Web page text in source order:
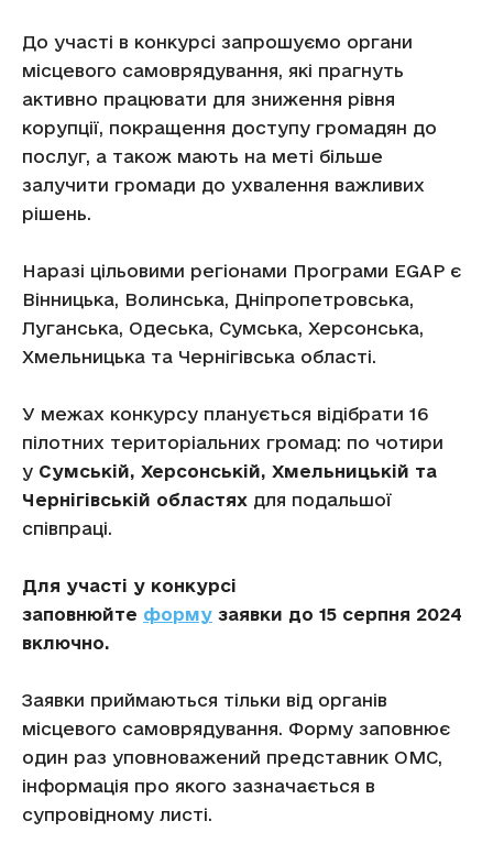
До участі в конкурсі запрошуємо органи
місцевого самоврядування, які прагнуть
активно працювати для зниження рівня
корупції, покращення доступу громадян до
послуг, а також мають на меті більше
залучити громади до ухвалення важливих
рішень.
Наразі цільовими регіонами Програми EGAP є
Вінницька, Волинська, Дніпропетровська,
Луганська, Одеська, Сумська, Херсонська,
Хмельницька та Чернігівська області.
У межах конкурсу планується відібрати 16
пілотних територіальних громад: по чотири
у Сумській, Херсонській, Хмельницькій та
Чернігівській областях для подальшої
співпраці.
Для участі у конкурсі
заповнюйте форму заявки до 15 серпня 2024
включно.
Заявки приймаються тільки від органів
місцевого самоврядування. Форму заповнює
один раз уповноважений представник ОМС,
інформація про якого зазначається в
супровідному листі.